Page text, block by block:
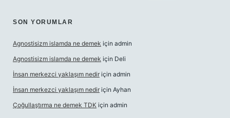
SON YORUMLAR
Agnostisizm islamda ne demek için admin
Agnostisizm islamda ne demek için Deli
İnsan merkezci yaklaşım nedir için admin
İnsan merkezci yaklaşım nedir için Ayhan
Çoğullaştırma ne demek TDK için admin